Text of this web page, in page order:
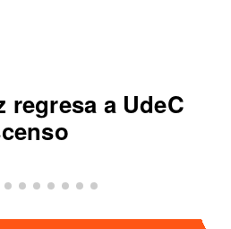
Colo Colo rompe
de Primera al